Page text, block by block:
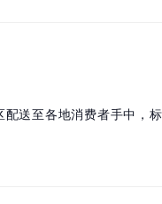
送至各地消费者手中，